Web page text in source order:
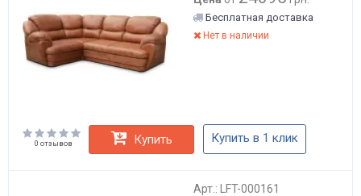
Бесплатная доставка
Нет в наличии
0 отзывов Купить Купить в 1 клик
Арт.: LFT-000161